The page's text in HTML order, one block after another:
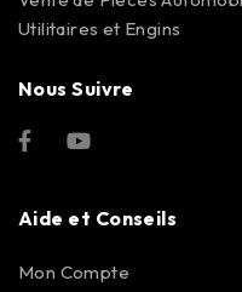
Utilitaires et Engins
Nous Suivre
Aide et Conseils
Mon Compte